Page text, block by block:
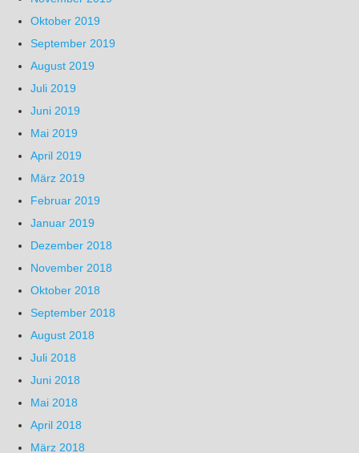
Oktober 2019
September 2019
August 2019
Juli 2019
Juni 2019
Mai 2019
April 2019
März 2019
Februar 2019
Januar 2019
Dezember 2018
November 2018
Oktober 2018
September 2018
August 2018
Juli 2018
Juni 2018
Mai 2018
April 2018
März 2018